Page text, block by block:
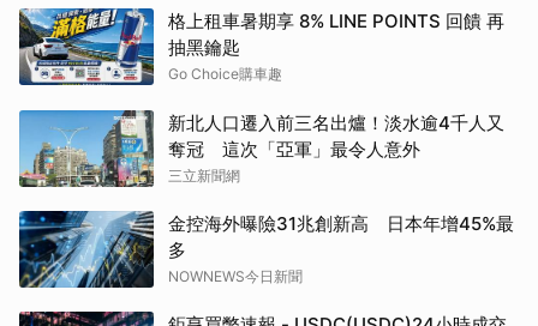
格上租車暑期享 8% LINE POINTS 回饋 再
抽黑鑰匙
Go Choice購車趣
新北人口遷入前三名出爐！淡水逾4千人又
奪冠 這次「亞軍」最令人意外
三立新聞網
金控海外曝險31兆創新高 日本年增45%最
多
NOWNEWS今日新聞